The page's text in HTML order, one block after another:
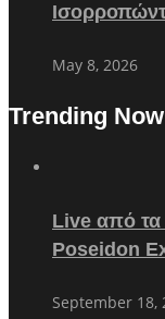
May 8, 2026
Trending Now
Live από τα
Poseidon
September 18,